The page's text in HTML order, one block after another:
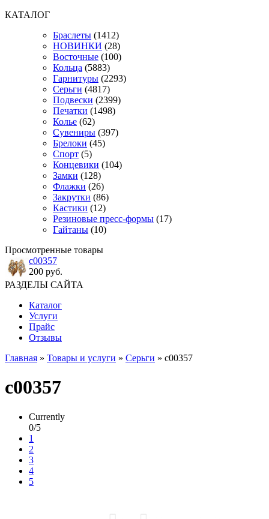
КАТАЛОГ
Браслеты (1412)
НОВИНКИ (28)
Восточные (100)
Кольца (5883)
Гарнитуры (2293)
Серьги (4817)
Подвески (2399)
Печатки (1498)
Колье (62)
Сувениры (397)
Брелоки (45)
Спорт (5)
Концевики (104)
Замки (128)
Флажки (26)
Закрутки (86)
Кастики (12)
Резиновые пресс-формы (17)
Гайтаны (10)
Просмотренные товары
с00357
200 руб.
РАЗДЕЛЫ САЙТА
Каталог
Услуги
Прайс
Отзывы
Главная » Товары и услуги » Серьги » с00357
с00357
Currently
0/5
1
2
3
4
5